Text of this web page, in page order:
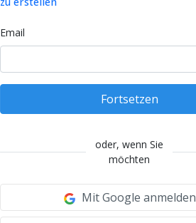
Email
Fortsetzen
oder, wenn Sie
möchten
Mit Google anmelden